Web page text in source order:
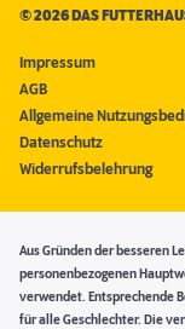
©2026 DAS
Impressum
AGB
Allgemeine
Datenschutz
Widerrufsbelehrung
Aus Gründen der besseren
personenbezogenen
verwendet. Entsprechende
für alle Geschlechter. Die